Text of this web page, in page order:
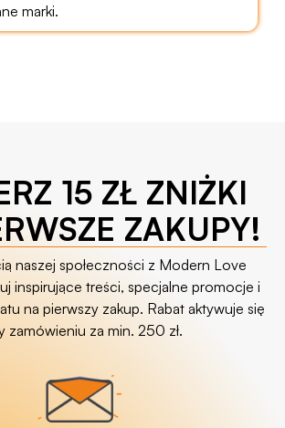
marki.
15 ZŁ ZNIŻKI
ZAKUPY!
naszej społeczności z Modern Love
inspirujące treści, specjalne promocje i
na pierwszy zakup. Rabat aktywuje się
zamówieniu za min. 250 zł.